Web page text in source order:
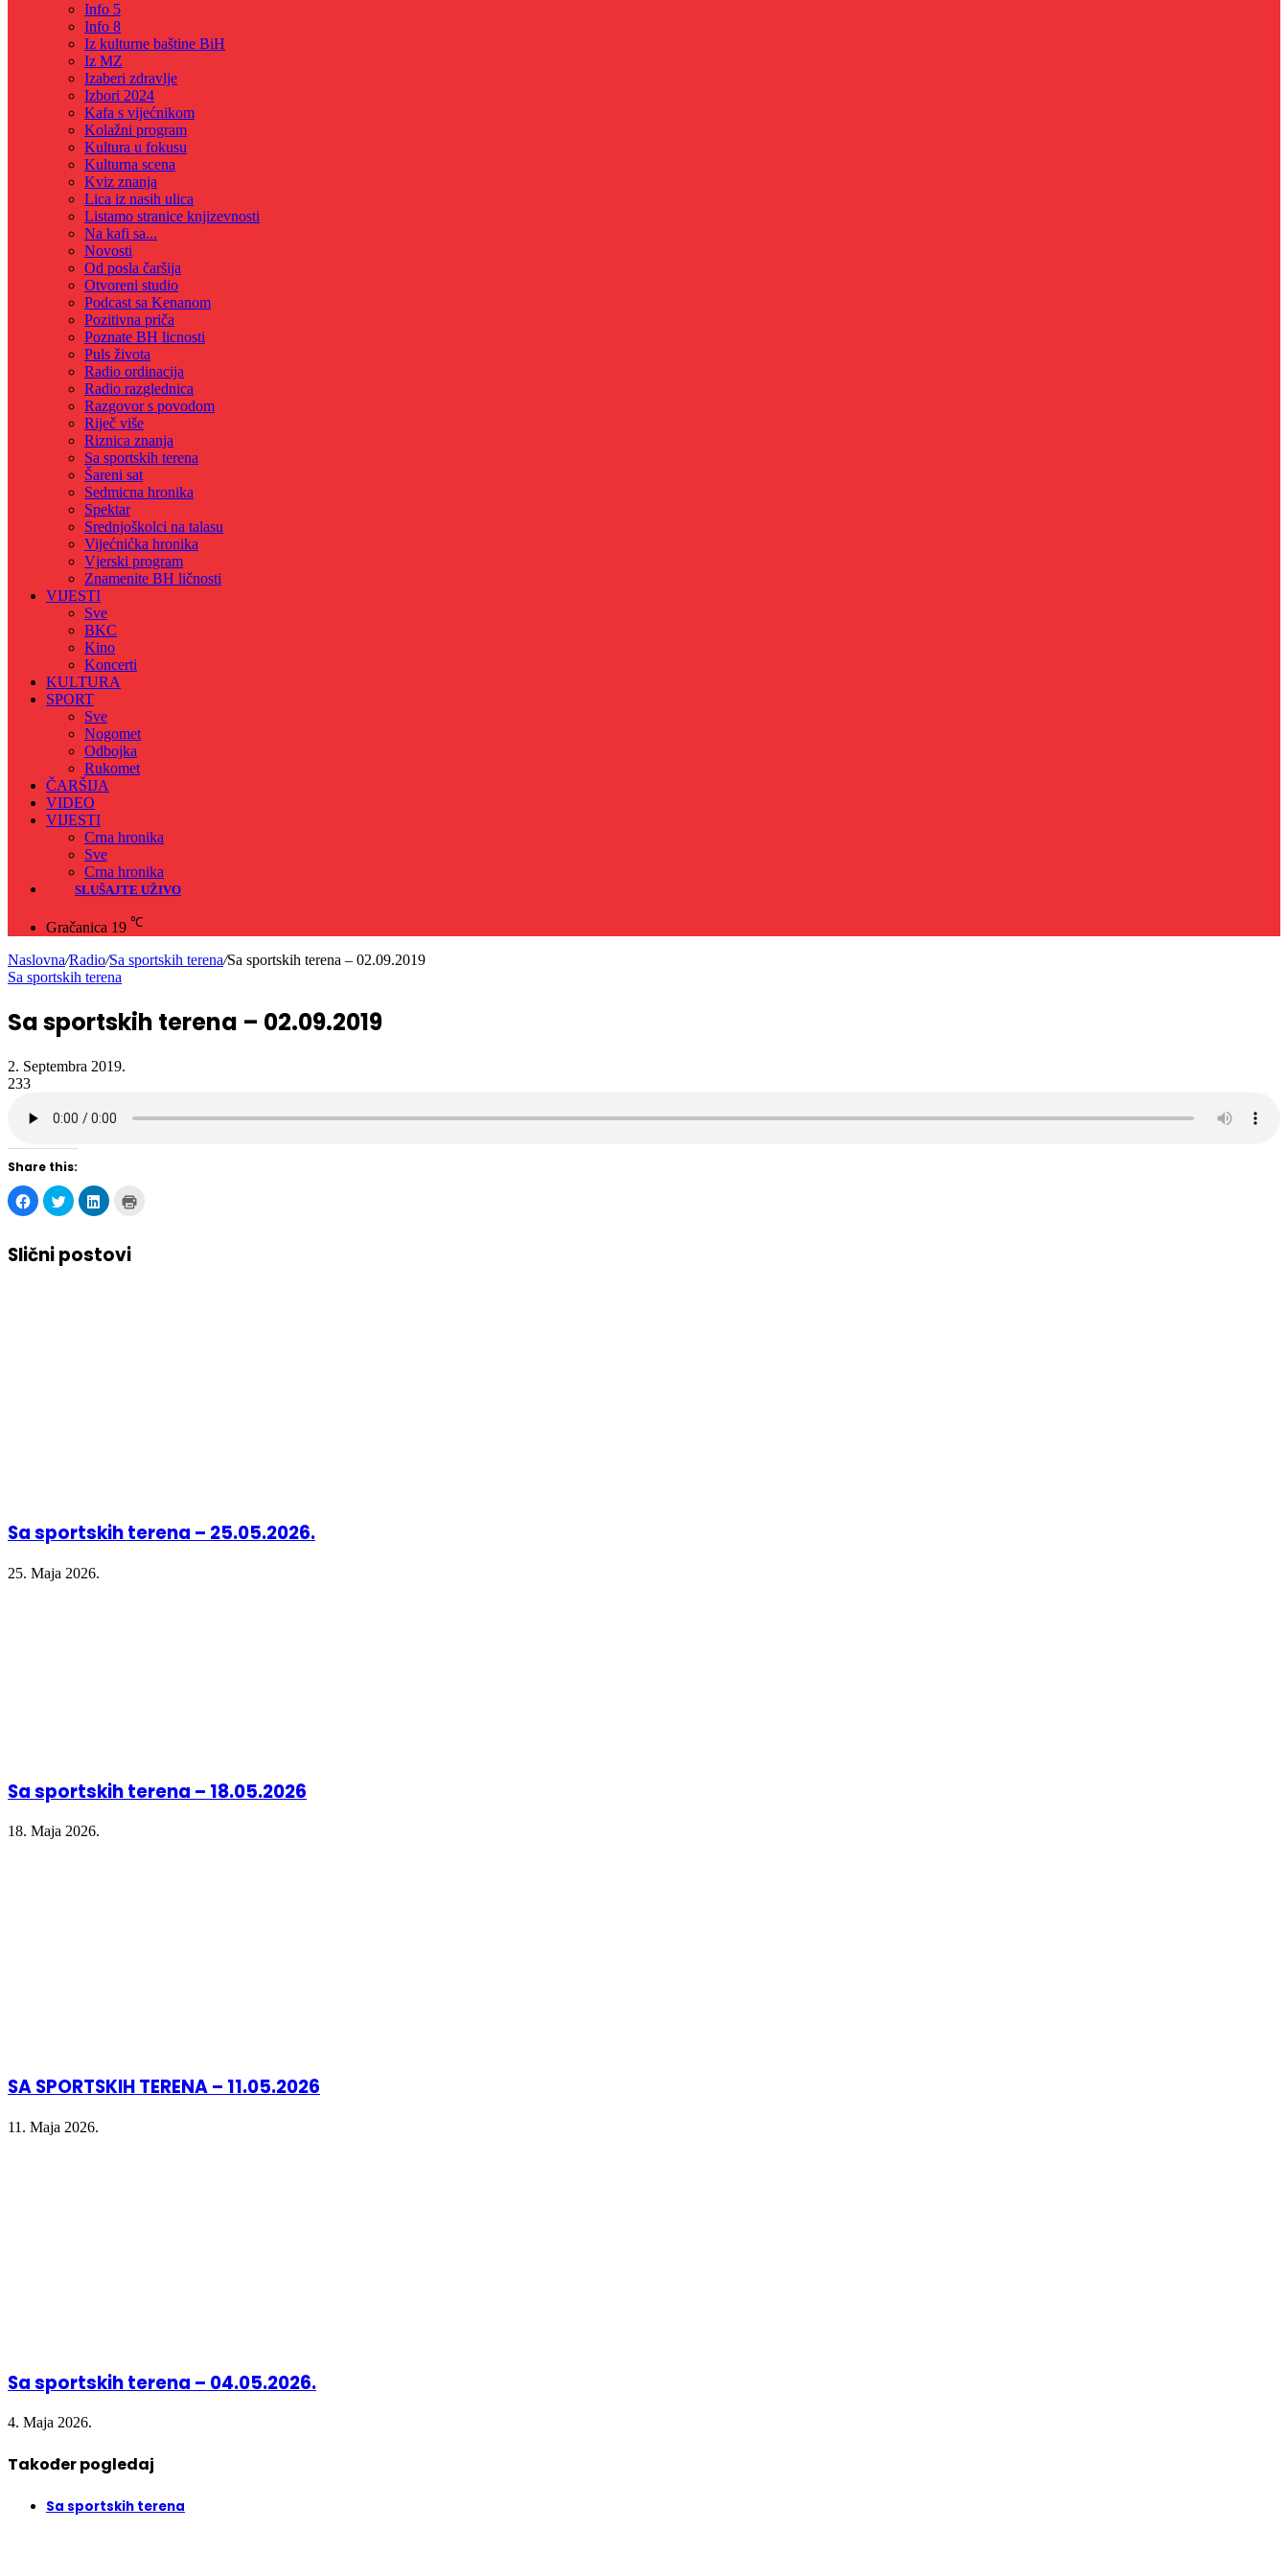
Info 5
Info 8
Iz kulturne baštine BiH
Iz MZ
Izaberi zdravlje
Izbori 2024
Kafa s vijećnikom
Kolažni program
Kultura u fokusu
Kulturna scena
Kviz znanja
Lica iz nasih ulica
Listamo stranice knjizevnosti
Na kafi sa...
Novosti
Od posla čaršija
Otvoreni studio
Podcast sa Kenanom
Pozitivna priča
Poznate BH licnosti
Puls života
Radio ordinacija
Radio razglednica
Razgovor s povodom
Riječ više
Riznica znanja
Sa sportskih terena
Šareni sat
Sedmicna hronika
Spektar
Srednjoškolci na talasu
Vijećnićka hronika
Vjerski program
Znamenite BH ličnosti
VIJESTI
Sve
BKC
Kino
Koncerti
KULTURA
SPORT
Sve
Nogomet
Odbojka
Rukomet
ČARŠIJA
VIDEO
VIJESTI
Crna hronika
Sve
Crna hronika
SLUŠAJTE UŽIVO
Gračanica 19 ℃
Naslovna/Radio/Sa sportskih terena/Sa sportskih terena – 02.09.2019
Sa sportskih terena
Sa sportskih terena – 02.09.2019
2. Septembra 2019.
233
Share this:
Click
to
share
Facebook
(Opens
in
Click
to
share
(Opens
in
Click
to
LinkedIn
(Opens
in
Slični postovi
Sa sportskih terena – 25.05.2026.
25. Maja 2026.
Sa sportskih terena – 18.05.2026
18. Maja 2026.
SA SPORTSKIH TERENA – 11.05.2026
11. Maja 2026.
Sa sportskih terena – 04.05.2026.
4. Maja 2026.
Također pogledaj
Close Sa sportskih terena